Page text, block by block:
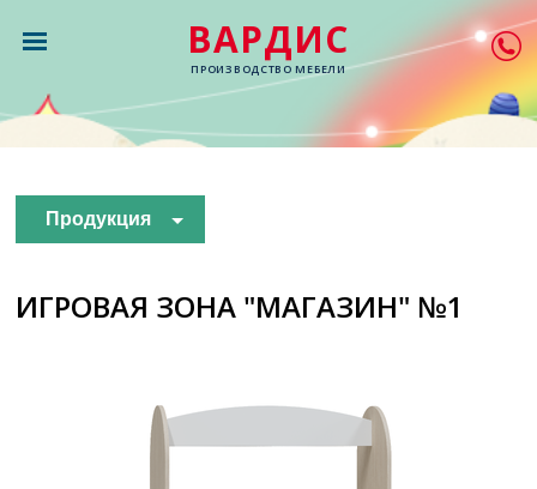
ВАРДИС
ПРОИЗВОДСТВО МЕБЕЛИ
Продукция
ИГРОВАЯ ЗОНА "МАГАЗИН" №1